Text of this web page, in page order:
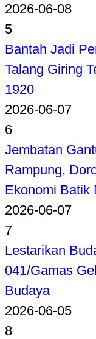
2026-06-08
5
Bantah Jadi
Talang Giring
1920
2026-06-07
6
Jembatan
Rampung,
Ekonomi Batik
2026-06-07
7
Lestarikan
041/Gamas
Budaya
2026-06-05
8